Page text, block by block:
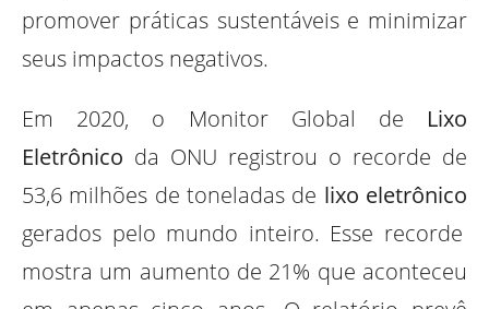
promover práticas sustentáveis e minimizar
seus impactos negativos.
Em 2020, o Monitor Global de Lixo
Eletrônico da ONU registrou o recorde de
53,6 milhões de toneladas de lixo eletrônico
gerados pelo mundo inteiro. Esse recorde
mostra um aumento de 21% que aconteceu